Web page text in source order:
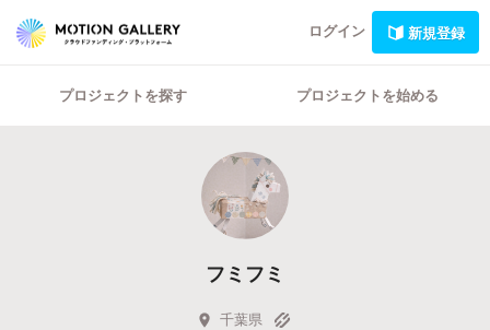
ログイン 新規登録
プロジェクトを探す プロジェクトを始める
フミフミ
千葉県